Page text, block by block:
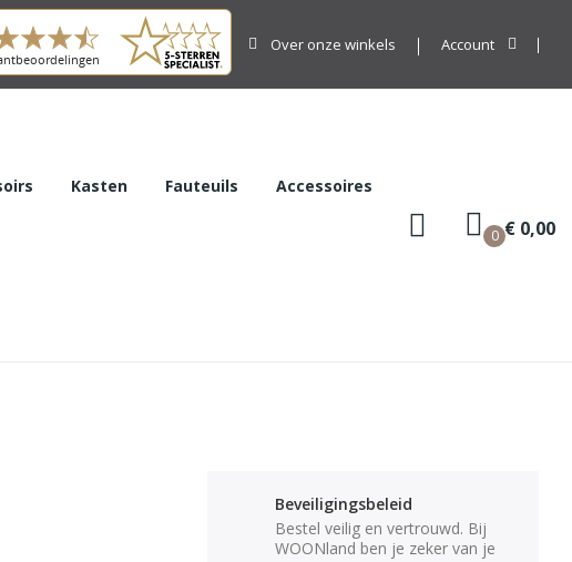
Over onze winkels Account
Kasten Fauteuils Accessoires
0 € 0,00
Beveiligingsbeleid
Bestel veilig en vertrouwd. Bij
WOONland ben je zeker van je